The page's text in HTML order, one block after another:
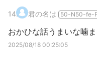
14. 君の名は 50-N50-fe-
おかひな話うまいな噛
2025/08/18 00:25:05